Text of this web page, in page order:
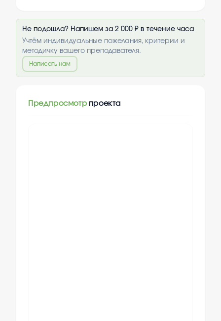
Не подошла? Напишем за 2 000 ₽ в течение часа
Учтём индивидуальные пожелания, критерии и
методичку вашего преподавателя.
Написать нам
Предпросмотр проекта